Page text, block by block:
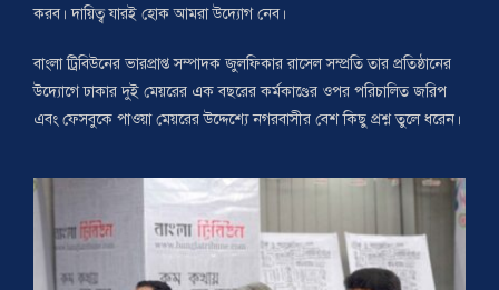
করব। দায়িত্ব যারই হোক আমরা উদ্যোগ নেব।
বাংলা ট্রিবিউনের ভারপ্রাপ্ত সম্পাদক জুলফিকার রাসেল সম্প্রতি তার প্রতিষ্ঠানের
উদ্যোগে ঢাকার দুই মেয়রের এক বছরের কর্মকাণ্ডের ওপর পরিচালিত জরিপ
এবং ফেসবুকে পাওয়া মেয়রের উদ্দেশ্যে নগরবাসীর বেশ কিছু প্রশ্ন তুলে ধরেন।